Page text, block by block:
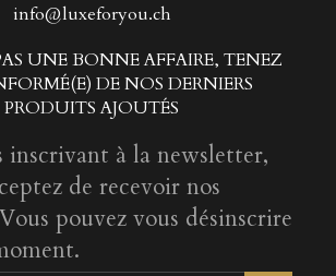
info@luxeforyou.ch
UNE BONNE AFFAIRE, TENEZ
DE NOS DERNIERS
PRODUITS AJOUTÉS
inscrivant à la newsletter,
de recevoir nos
pouvez vous désinscrire